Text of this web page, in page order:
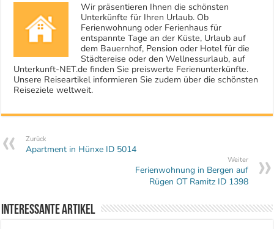
Wir präsentieren Ihnen die schönsten
Unterkünfte für Ihren Urlaub. Ob
Ferienwohnung oder Ferienhaus für
entspannte Tage an der Küste, Urlaub auf
dem Bauernhof, Pension oder Hotel für die
Städtereise oder den Wellnessurlaub, auf
Unterkunft-NET.de finden Sie preiswerte Ferienunterkünfte.
Unsere Reiseartikel informieren Sie zudem über die schönsten
Reiseziele weltweit.
Zurück
Apartment in Hünxe ID 5014
Weiter
Ferienwohnung in Bergen auf
Rügen OT Ramitz ID 1398
Interessante Artikel